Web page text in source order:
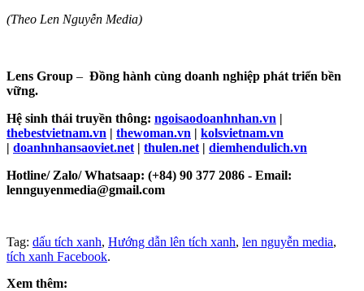
(Theo Len Nguyễn Media)
Lens Group – Đồng hành cùng doanh nghiệp phát triển bền
vững.
Hệ sinh thái truyền thông: ngoisaodoanhnhan.vn |
thebestvietnam.vn | thewoman.vn | kolsvietnam.vn
| doanhnhansaoviet.net | thulen.net | diemhendulich.vn
Hotline/ Zalo/ Whatsaap: (+84) 90 377 2086 - Email:
lennguyenmedia@gmail.com
Tag: dấu tích xanh, Hướng dẫn lên tích xanh, len nguyễn media,
tích xanh Facebook.
Xem thêm: